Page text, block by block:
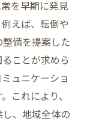
を早期に発見
えば、転倒や
備を提案した
ことが求めら
ュニケーショ
これにより、
、地域全体の